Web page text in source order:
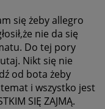
się żeby allegro
nie da się
Do tej pory
Nikt się nie
od bota żeby
i wszystko jest
SIĘ ZAJMĄ.